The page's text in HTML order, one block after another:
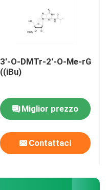
3'-O-DMTr-2'-O-Me-rG
((iBu)
Miglior prezzo
Contattaci